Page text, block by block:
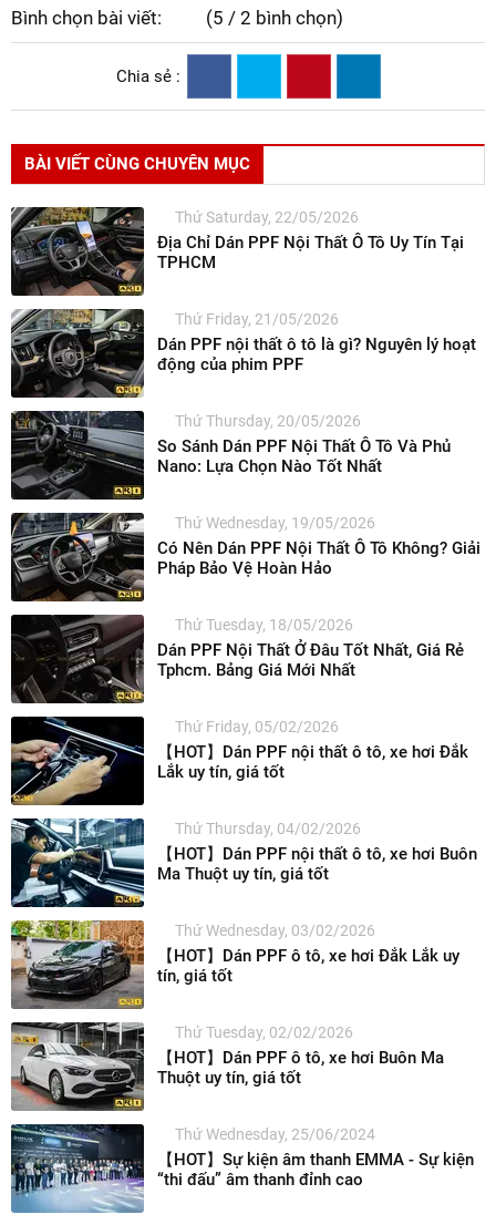
Bình chọn bài viết: (5 / 2 bình chọn)
Chia sẻ :
BÀI VIẾT CÙNG CHUYÊN MỤC
Thứ Saturday, 22/05/2026
Địa Chỉ Dán PPF Nội Thất Ô Tô Uy Tín Tại
TPHCM
Thứ Friday, 21/05/2026
Dán PPF nội thất ô tô là gì? Nguyên lý hoạt
động của phim PPF
Thứ Thursday, 20/05/2026
So Sánh Dán PPF Nội Thất Ô Tô Và Phủ
Nano: Lựa Chọn Nào Tốt Nhất
Thứ Wednesday, 19/05/2026
Có Nên Dán PPF Nội Thất Ô Tô Không? Giải
Pháp Bảo Vệ Hoàn Hảo
Thứ Tuesday, 18/05/2026
Dán PPF Nội Thất Ở Đâu Tốt Nhất, Giá Rẻ
Tphcm. Bảng Giá Mới Nhất
Thứ Friday, 05/02/2026
【HOT】Dán PPF nội thất ô tô, xe hơi Đắk
Lắk uy tín, giá tốt
Thứ Thursday, 04/02/2026
【HOT】Dán PPF nội thất ô tô, xe hơi Buôn
Ma Thuột uy tín, giá tốt
Thứ Wednesday, 03/02/2026
【HOT】Dán PPF ô tô, xe hơi Đắk Lắk uy
tín, giá tốt
Thứ Tuesday, 02/02/2026
【HOT】Dán PPF ô tô, xe hơi Buôn Ma
Thuột uy tín, giá tốt
Thứ Wednesday, 25/06/2024
【HOT】Sự kiện âm thanh EMMA - Sự kiện
“thi đấu” âm thanh đỉnh cao